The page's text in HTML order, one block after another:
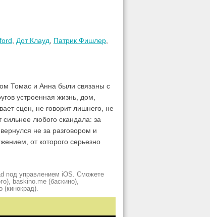
Дот Клауд Патрик Фишлер
Томас и Анна были связаны с
устроенная жизнь, дом,
сцен, не говорит лишнего, не
сильнее любого скандала: за
не за разговором и
от которого серьезно
под управлением iOS. Сможете
baskino.me (баскино),
(кинокрад).